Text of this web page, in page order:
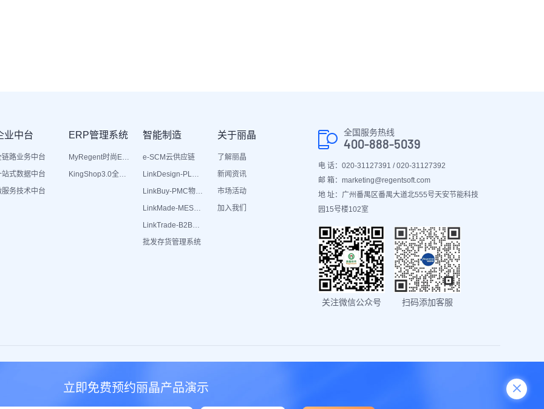
立即免费预约丽晶产品演示
业中台
链路业务中台
站式数据中台
服务技术中台
ERP管理系统 智能制造
e-SCM云供应链
批发存货管理系统
关于丽晶
了解丽晶
新闻资讯
市场活动
加入我们
全国服务热线
400-888-5039
电 话：020-31127391 / 020-31127392
邮 箱：marketing@regentsoft.com
地 址：广州番禺区番禺大道北555号天安节能科技
园15号楼102室
关注微信公众号 扫码添加客服